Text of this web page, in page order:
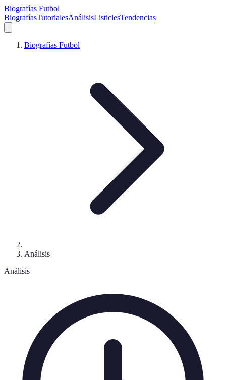
Biografías Futbol
BiografíasTutorialesAnálisisListiclesTendencias
Biografías Futbol
Análisis
Análisis